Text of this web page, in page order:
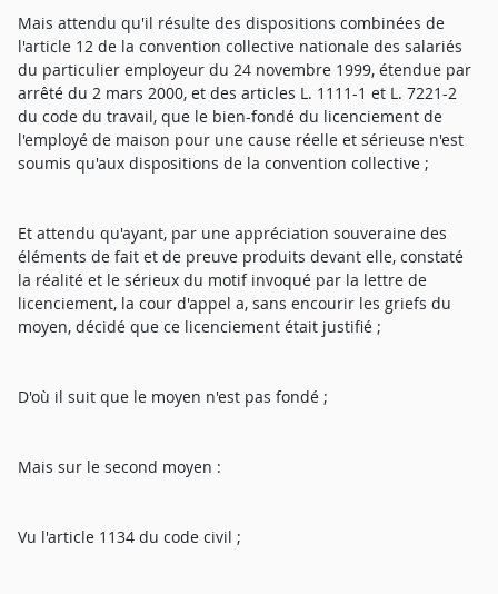
Mais attendu qu'il résulte des dispositions combinées de
l'article 12 de la convention collective nationale des salariés
du particulier employeur du 24 novembre 1999, étendue par
arrêté du 2 mars 2000, et des articles L. 1111-1 et L. 7221-2
du code du travail, que le bien-fondé du licenciement de
l'employé de maison pour une cause réelle et sérieuse n'est
soumis qu'aux dispositions de la convention collective ;
Et attendu qu'ayant, par une appréciation souveraine des
éléments de fait et de preuve produits devant elle, constaté
la réalité et le sérieux du motif invoqué par la lettre de
licenciement, la cour d'appel a, sans encourir les griefs du
moyen, décidé que ce licenciement était justifié ;
D'où il suit que le moyen n'est pas fondé ;
Mais sur le second moyen :
Vu l'article 1134 du code civil ;